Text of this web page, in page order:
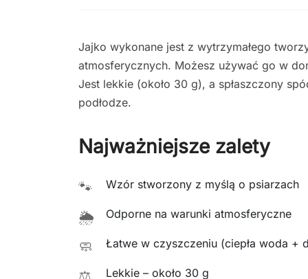
Jajko wykonane jest z wytrzymałego
atmosferycznych. Możesz używać go w
Jest lekkie (około 30 g), a spłaszczony
podłodze.
Najważniejsze zalety
🐾 Wzór stworzony z myślą o psiarzach
🌦️ Odporne na warunki atmosferyczne
🧼 Łatwe w czyszczeniu (ciepła woda +
Lekkie – około 30 g